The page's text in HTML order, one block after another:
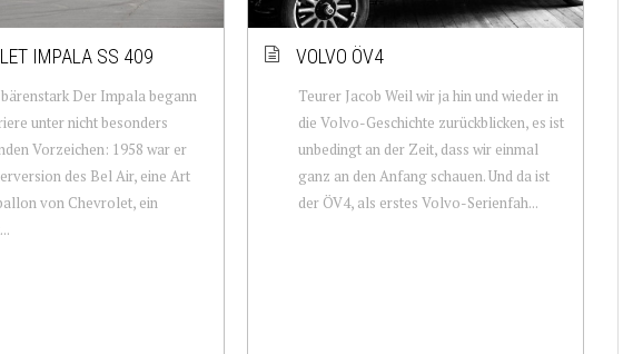
IMPALA SS 409
Der Impala begann
unter nicht besonders
Vorzeichen: 1958 war er
des Bel Air, eine Art
von Chevrolet, ein
VOLVO ÖV4
Teurer Jacob Weil wir ja hin und wieder in
die Volvo-Geschichte zurückblicken, es ist
unbedingt an der Zeit, dass wir einmal
ganz an den Anfang schauen. Und da ist
der ÖV4, als erstes Volvo-Serienfah...